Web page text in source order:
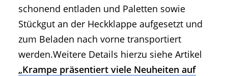
schonend entladen und Paletten sowie
Stückgut an der Heckklappe aufgesetzt und
zum Beladen nach vorne transportiert
werden.Weitere Details hierzu siehe Artikel
„Krampe präsentiert viele Neuheiten auf